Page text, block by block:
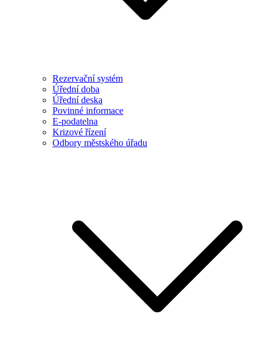
Rezervační systém
Úřední doba
Úřední deska
Povinné informace
E-podatelna
Krizové řízení
Odbory městského úřadu